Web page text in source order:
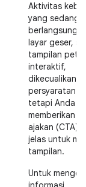
Aktivitas
yang sedang
berlangsung
layar geser,
tampilan peta
interaktif,
dikecualikan
persyaratan
tetapi Anda
memberikan
ajakan (CTA)
jelas untuk
tampilan.
Untuk